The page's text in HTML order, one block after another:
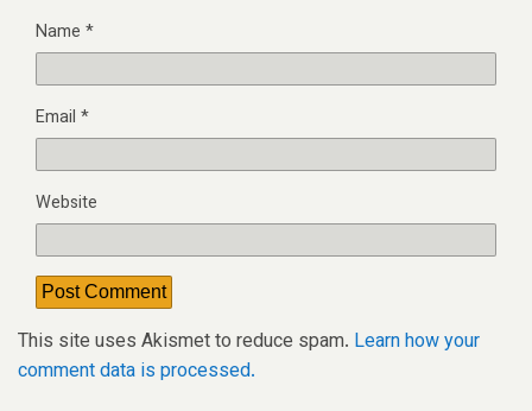
Name *
Email *
Website
This site uses Akismet to reduce spam. Learn how your
comment data is processed.